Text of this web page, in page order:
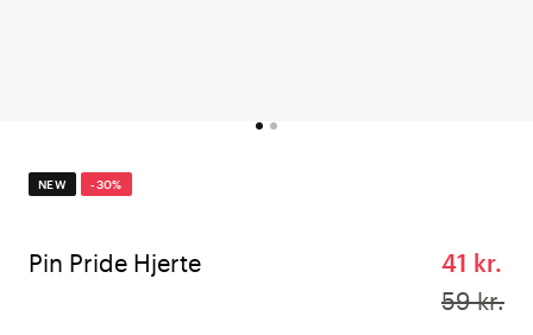
NEW -30%
Pin Pride Hjerte
41 kr.
59 kr.